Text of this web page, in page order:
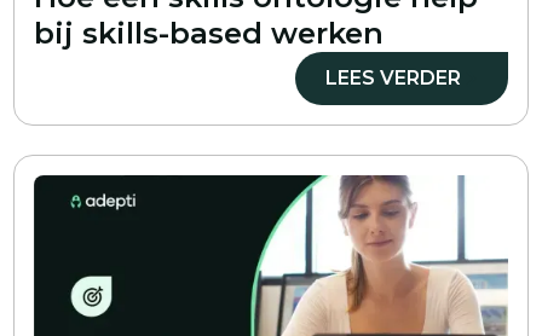
bij skills-based werken
LEES VERDER